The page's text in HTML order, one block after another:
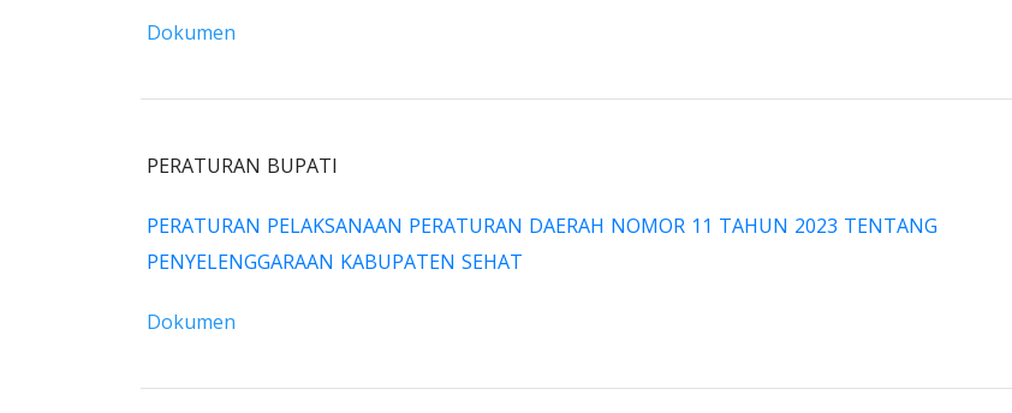
Dokumen
PERATURAN BUPATI
PERATURAN PELAKSANAAN PERATURAN DAERAH NOMOR 11 TAHUN 2023 TENTANG
PENYELENGGARAAN KABUPATEN SEHAT
Dokumen